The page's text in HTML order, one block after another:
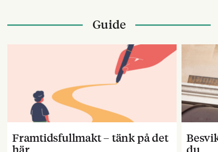
Guide
Framtidsfullmakt – tänk på det
här
du